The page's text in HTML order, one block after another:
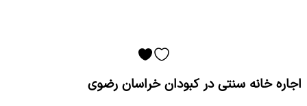
اجاره خانه سنتی در کبودان خراسان رضوی